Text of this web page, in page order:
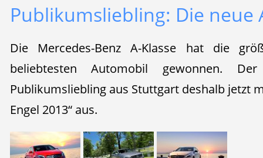
Publikumsliebling: Die neue
Die Mercedes-Benz A-Klasse hat die
beliebtesten Automobil gewonnen.
Publikumsliebling aus Stuttgart deshalb jetzt
Engel 2013“ aus.